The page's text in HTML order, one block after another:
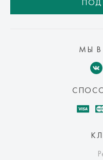
МЫ В